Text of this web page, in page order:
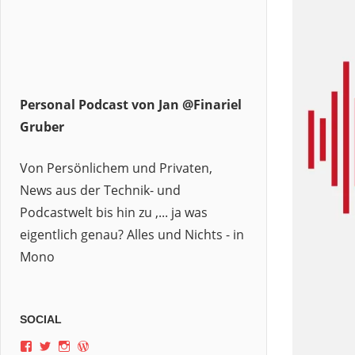
Personal Podcast von Jan @Finariel
Gruber
Von Persönlichem und Privaten,
News aus der Technik- und
Podcastwelt bis hin zu ,... ja was
eigentlich genau? Alles und Nichts - in
Mono
SOCIAL
ProfilProfilProfil